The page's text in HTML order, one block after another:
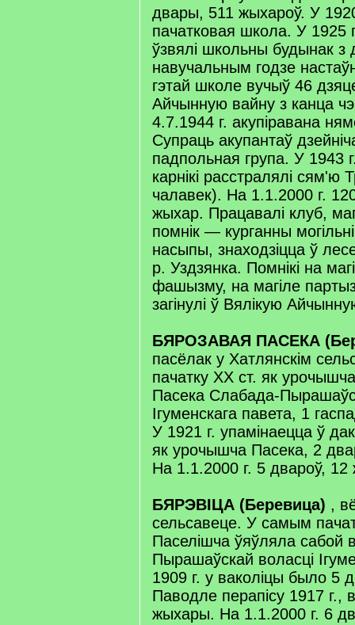
двары, 511 жыхароў. У
пачатковая школа. У 1925
ўзвялі школьны будынак з
навучальным годзе
гэтай школе вучыў 46
Айчынную вайну з канца
4.7.1944 г. акупіравана
Супраць акупантаў
падпольная група. У 1943 г.
карнікі расстралялі сям'ю
чалавек). На 1.1.2000 г.
жыхар. Працавалі клуб,
помнік — курганны
насыпы, знаходзіцца ў
р. Уздзянка. Помнікі на
фашызму, на магіле
загінулі ў Вялікую
БЯРОЗАВАЯ ПАСЕКА
пасёлак у Хатлянскім
пачатку XX ст. як
Пасека Слабада-
Ігуменскага павета, 1
У 1921 г. упамінаецца ў
як урочышча Пасека, 2
На 1.1.2000 г. 5 двароў, 12
БЯРЭВІЦА (Беревица) ,
сельсавеце. У самым
Паселішча ўяўляла сабой
Пырашаўскай воласці
1909 г. у ваколіцы было 5
Паводле перапісу 1917 г.,
жыхары. На 1.1.2000 г. 6